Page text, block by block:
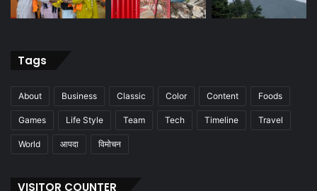
Tags
About Business Classic Color Content Foods
Games Life Style Team Tech Timeline Travel
World आपदा विमोचन
VISITOR COUNTER